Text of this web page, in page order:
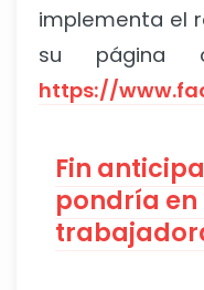
implementa el
su página
https://
Fin
pondría